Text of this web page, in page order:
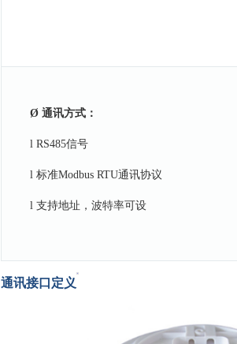
Ø 通讯方式：
l RS485信号
l 标准Modbus RTU通讯协议
l 支持地址，波特率可设
通讯接口定义